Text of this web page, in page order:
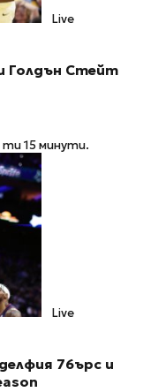
Live
Голдън Стейт
ти 15 минути.
Live
76ърс и